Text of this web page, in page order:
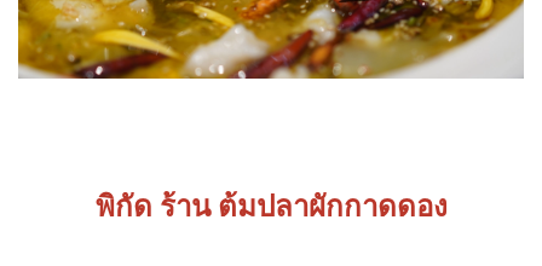
พิกัด ร้าน ต้มปลาผักกาดดอง